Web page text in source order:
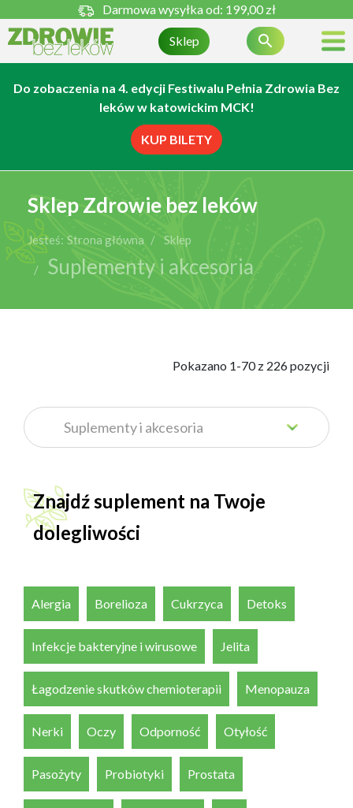
Darmowa wysyłka od: 199,00 zł
Sklep 
Do zobaczenia na 4. edycji Festiwalu Pełnia Zdrowia Bez
leków w katowickim MCK!
KUP BILETY
Sklep Zdrowie bez leków
Jesteś: Strona główna Sklep
Suplementy i akcesoria
            Pokazano 1-70 z 226 pozycji
Znajdź suplement na Twoje
dolegliwości
Alergia Borelioza Cukrzyca Detoks
Infekcje bakteryjne i wirusowe Jelita
Łagodzenie skutków chemioterapii Menopauza
Nerki Oczy Odporność Otyłość
Pasożyty Probiotyki Prostata